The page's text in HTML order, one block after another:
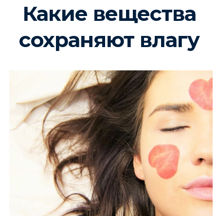
Какие вещества
сохраняют влагу